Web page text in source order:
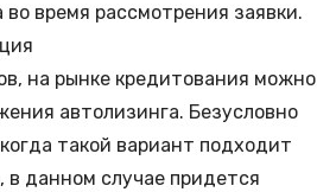
во время рассмотрения заявки.
на рынке кредитования можно
автолизинга. Безусловно
такой вариант подходит
в данном случае придется